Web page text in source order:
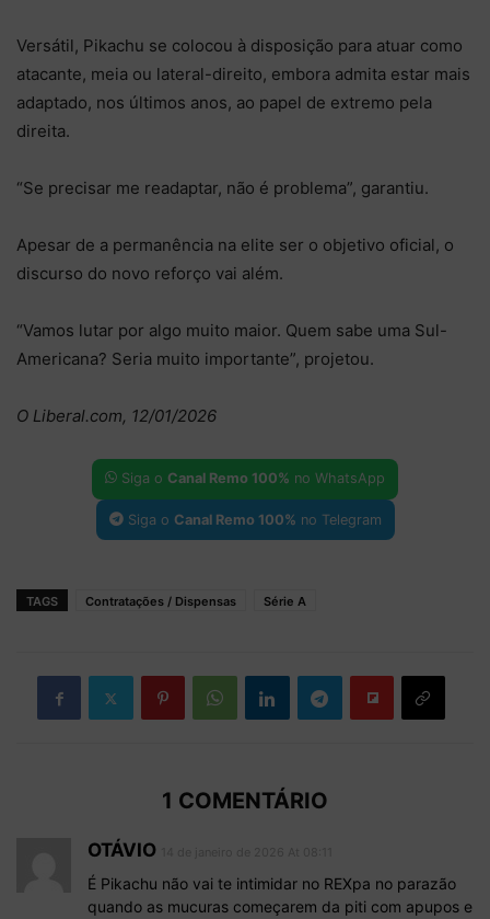
Versátil, Pikachu se colocou à disposição para atuar como
atacante, meia ou lateral-direito, embora admita estar mais
adaptado, nos últimos anos, ao papel de extremo pela
direita.
“Se precisar me readaptar, não é problema”, garantiu.
Apesar de a permanência na elite ser o objetivo oficial, o
discurso do novo reforço vai além.
“Vamos lutar por algo muito maior. Quem sabe uma Sul-
Americana? Seria muito importante”, projetou.
O Liberal.com, 12/01/2026
Siga o Canal Remo 100% no WhatsApp
Siga o Canal Remo 100% no Telegram
TAGS Contratações / Dispensas Série A
1 COMENTÁRIO
OTÁVIO
É Pikachu não vai te intimidar no REXpa no parazão
quando as mucuras começarem da piti com apupos e